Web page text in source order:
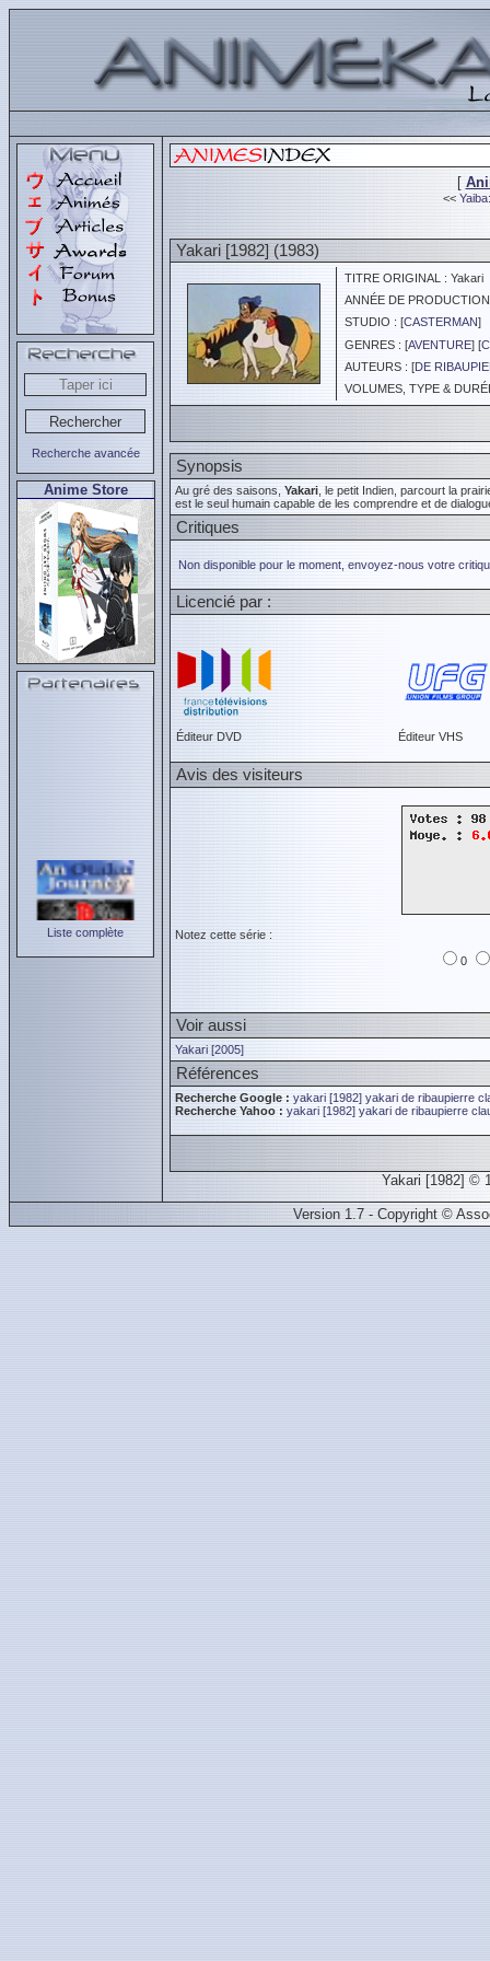
Recherche avancée
Anime Store
Liste complète
[
<<
Yakari [1982] (1983)
TITRE ORIGINAL : Yakari
ANNÉE DE
STUDIO : [CASTERMAN]
GENRES : [AVENTURE] [
AUTEURS : [DE
VOLUMES, TYPE &
Synopsis
Au gré des saisons,Yakari , le petit Indien, parcourt la
est le seul humain capable de les comprendre et de
Critiques
Non disponible pour le moment, envoyez-nous votre
Licencié par :
Éditeur DVD Éditeur VHS
Avis des visiteurs
Notez cette série :
0
Voir aussi
Yakari [2005]
Références
Recherche Google : yakari [1982] yakari de ribaupierre
Recherche Yahoo : yakari [1982] yakari de ribaupierre
Yakari [1982] ©
Version 1.7 - Copyright ©